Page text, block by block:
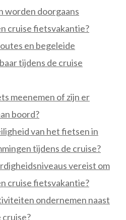
worden doorgaans
cruise fietsvakantie?
en begeleide
tijdens de cruise
meenemen of zijn er
boord?
van het fietsen in
tijdens de cruise?
vereist om
cruise fietsvakantie?
ondernemen naast